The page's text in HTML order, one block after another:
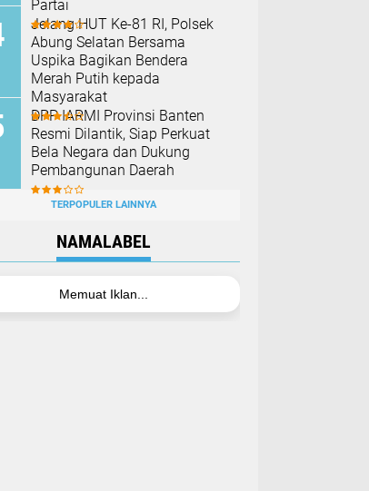
Partai
Jelang HUT Ke-81 RI, Polsek
Abung Selatan Bersama
Uspika Bagikan Bendera
Merah Putih kepada
Masyarakat
DPP IARMI Provinsi Banten
Resmi Dilantik, Siap Perkuat
Bela Negara dan Dukung
Pembangunan Daerah
TERPOPULER LAINNYA
NAMALABEL
Memuat Iklan...